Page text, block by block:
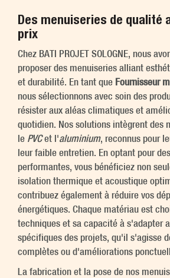
Des menuiseries de qualité
prix
Chez BATI PROJET SOLOGNE, nous
proposer des menuiseries alliant
et durabilité. En tant que Fournisseur
nous sélectionnons avec soin des
résister aux aléas climatiques et
quotidien. Nos solutions intègrent des
le PVCet l'aluminium, reconnus pour
leur faible entretien. En optant pour
performantes, vous bénéficiez non
isolation thermique et acoustique
contribuez également à réduire vos
énergétiques. Chaque matériau est
techniques et sa capacité à s'adapter
spécifiques des projets, qu'il s'agisse
complètes ou d'améliorations
La fabrication et la pose de nos